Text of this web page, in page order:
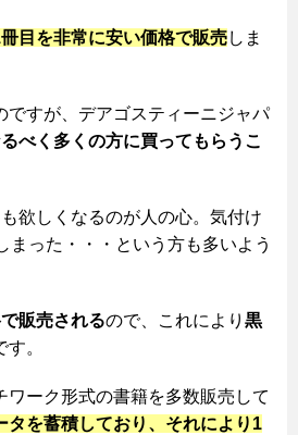
目を非常に安い価格で販売しま
ですが、デアゴスティーニジャパ
べく多くの方に買ってもらうこ
欲しくなるのが人の心。気付け
まった・・・という方も多いよう
販売されるので、これにより 黒
。
ワーク形式の書籍を多数販売して
タを蓄積しており、それにより1